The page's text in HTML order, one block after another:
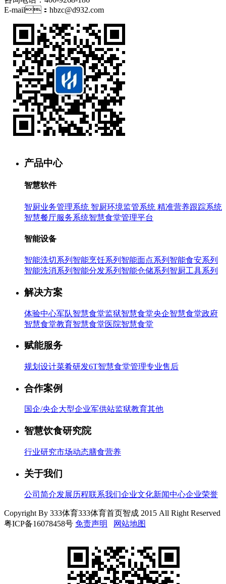
E-mail：hbzc@d932.com
产品中心
智慧软件
智厨业务管理系统 智厨环境监管系统 精准营养跟踪系统
智慧餐厅服务系统智慧食堂管理平台
智能设备
智能洗切系列 智能烹饪系列 智能面点系列 智能食安系列
智能洗消系列 智能分发系列 智能仓储系列 智厨工具系列
解决方案
体验中心军队智慧食堂监狱智慧食堂央企智慧食堂政府
智慧食堂教育智慧食堂医院智慧食堂
赋能服务
规划设计菜肴研发6T智慧食堂管理专业售后
合作案例
国企/央企大型企业军供站监狱教育其他
智慧饮食研究院
行业研究市场动态膳食营养
关于我们
公司简介发展历程联系我们企业文化新闻中心企业荣誉
Copyright By 333体育333体育首页智成 2015 All Right Reserved
粤ICP备16078458号 免责声明 网站地图